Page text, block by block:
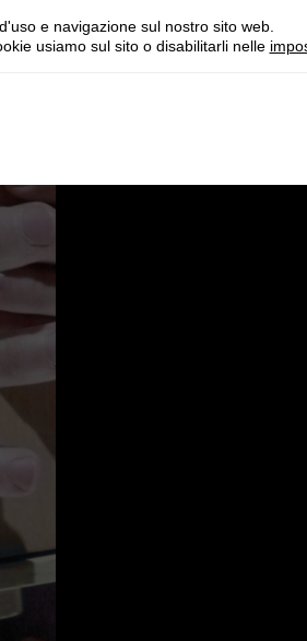
e navigazione sul nostro sito web.
usiamo sul sito o disabilitarli nelle